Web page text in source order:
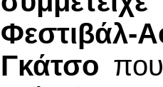
Γκάτσο